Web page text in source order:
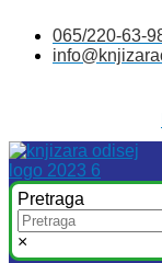
sadržaj
065/220-63-
Pretraga
×